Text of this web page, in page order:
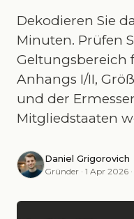
Dekodieren Sie
Minuten. Prüfen
Geltungsbereich
Anhangs I/II,
und der
Mitgliedstaaten
Daniel Grigorovich
Gründer · 1 Apr 2026 ·